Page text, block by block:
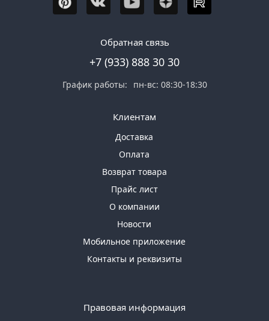
Обратная связь
+7 (933) 888 30 30
График работы: пн-вс: 08:30-18:30
Клиентам
Доставка
Оплата
Возврат товара
Прайс лист
О компании
Новости
Мобильное приложение
Контакты и реквизиты
Правовая информация